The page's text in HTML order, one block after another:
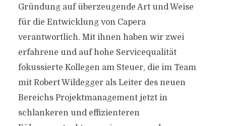
Gründung auf überzeugende Art und Weise
für die Entwicklung von Capera
verantwortlich. Mit ihnen haben wir zwei
erfahrene und auf hohe Servicequalität
fokussierte Kollegen am Steuer, die im Team
mit Robert Wildegger als Leiter des neuen
Bereichs Projektmanagement jetzt in
schlankeren und effizienteren